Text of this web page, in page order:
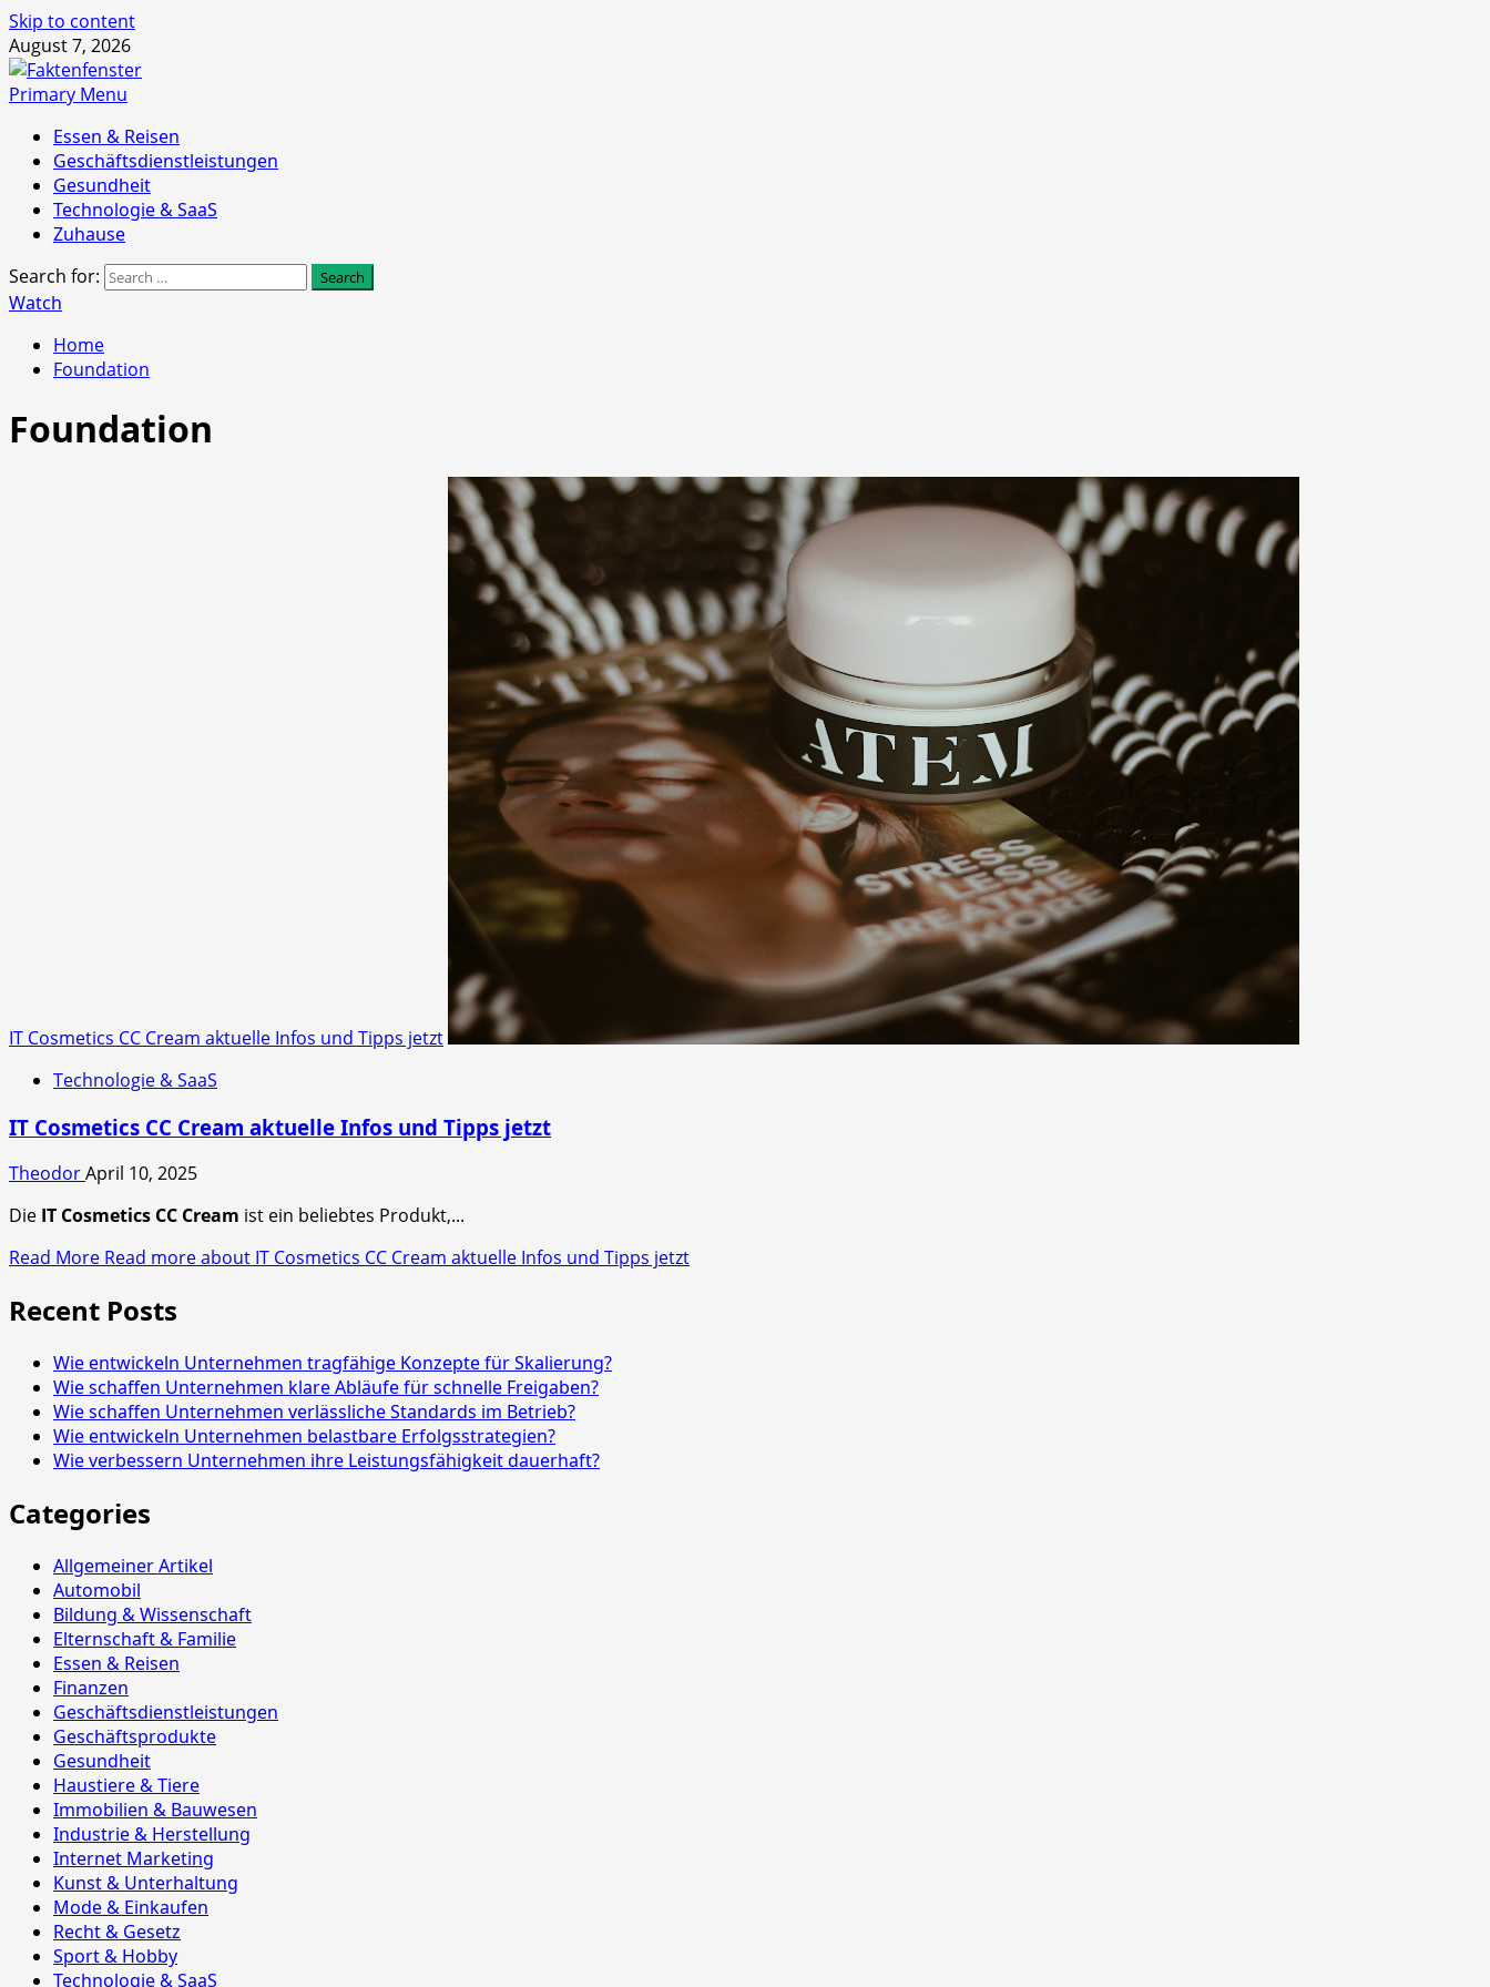
Skip to content
August 7, 2026
Primary Menu
Essen & Reisen
Geschäftsdienstleistungen
Gesundheit
Technologie & SaaS
Zuhause
Search for:
Watch
Home
Foundation
Foundation
IT Cosmetics CC Cream aktuelle Infos und Tipps jetzt
Technologie & SaaS
IT Cosmetics CC Cream aktuelle Infos und Tipps jetzt
TheodorApril 10, 2025
Die IT Cosmetics CC Cream ist ein beliebtes Produkt,...
Read More Read more about IT Cosmetics CC Cream aktuelle Infos und Tipps jetzt
Recent Posts
Wie entwickeln Unternehmen tragfähige Konzepte für Skalierung?
Wie schaffen Unternehmen klare Abläufe für schnelle Freigaben?
Wie schaffen Unternehmen verlässliche Standards im Betrieb?
Wie entwickeln Unternehmen belastbare Erfolgsstrategien?
Wie verbessern Unternehmen ihre Leistungsfähigkeit dauerhaft?
Categories
Allgemeiner Artikel
Automobil
Bildung & Wissenschaft
Elternschaft & Familie
Essen & Reisen
Finanzen
Geschäftsdienstleistungen
Geschäftsprodukte
Gesundheit
Haustiere & Tiere
Immobilien & Bauwesen
Industrie & Herstellung
Internet Marketing
Kunst & Unterhaltung
Mode & Einkaufen
Recht & Gesetz
Sport & Hobby
Technologie & SaaS